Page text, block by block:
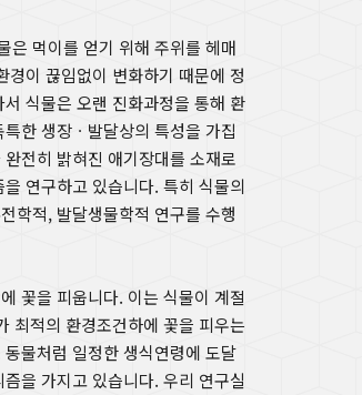
은 먹이를 얻기 위해 주위를 헤매
이 끊임없이 변화하기 때문에 정
식물은 오랜 진화과정을 통해 환
한 생장ㆍ발달상의 특성을 가집
전히 밝혀진 애기장대를 소재로
연구하고 있습니다. 특히 식물의
학적, 발달생물학적 연구를 수행
꽃을 피웁니다. 이는 식물이 계절
최적의 환경조건하에 꽃을 피우는
물처럼 일정한 생식연령에 도달
을 가지고 있습니다. 우리 연구실